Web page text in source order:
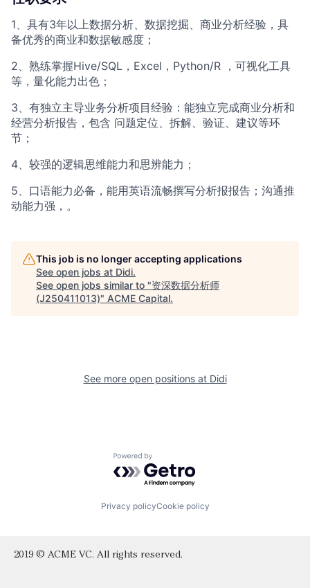
1、具有3年以上数据分析、数据挖掘、商业分析经验，具
备优秀的商业和数据敏感度；
2、熟练掌握Hive/SQL，Excel，Python/R ，可视化工具
等，量化能力出色；
3、有独立主导业务分析项目经验：能独立完成商业分析和
经营分析报告，包含 问题定位、拆解、验证、建议等环
节；
4、较强的逻辑思维能力和思辨能力；
5、口语能力必备，能用英语流畅撰写分析报报告；沟通推
动能力强，。
This job is no longer accepting applications
See open jobs at Didi.
See open jobs similar to "资深数据分析师
(J250411013)" ACME Capital.
See more open positions at Didi
Powered by Getro.com
Privacy policyCookie policy
2019 © ACME VC. All rights reserved.